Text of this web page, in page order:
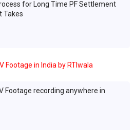
for Long Time PF Settlement
Takes
Footage recording anywhere in